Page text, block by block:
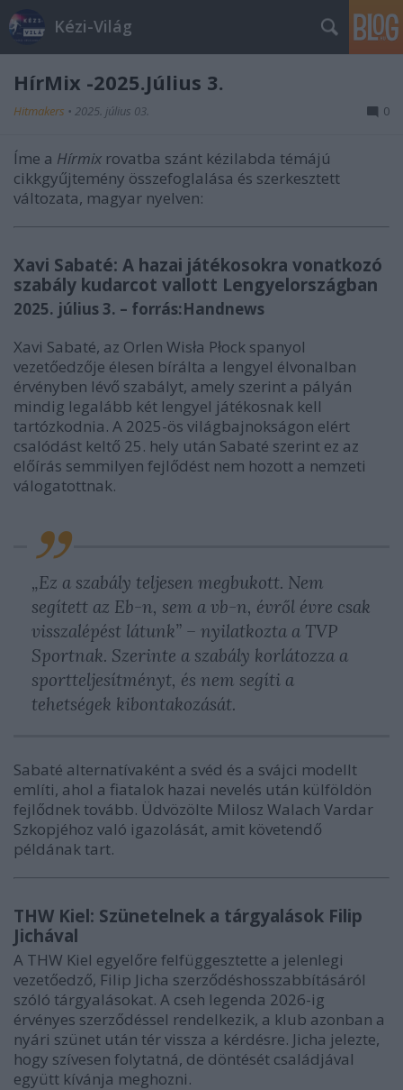
Kézi-Világ
HírMix -2025.Július 3.
Hitmakers • 2025. július 03. 0
Íme a Hírmix rovatba szánt kézilabda témájú
cikkgyűjtemény összefoglalása és szerkesztett
változata, magyar nyelven:
Xavi Sabaté: A hazai játékosokra vonatkozó
szabály kudarcot vallott Lengyelországban
2025. július 3. – forrás:Handnews
Xavi Sabaté, az Orlen Wisła Płock spanyol
vezetőedzője élesen bírálta a lengyel élvonalban
érvényben lévő szabályt, amely szerint a pályán
mindig legalább két lengyel játékosnak kell
tartózkodnia. A 2025-ös világbajnokságon elért
csalódást keltő 25. hely után Sabaté szerint ez az
előírás semmilyen fejlődést nem hozott a nemzeti
válogatottnak.
„Ez a szabály teljesen megbukott. Nem
segített az Eb-n, sem a vb-n, évről évre csak
visszalépést látunk” – nyilatkozta a TVP
Sportnak. Szerinte a szabály korlátozza a
sportteljesítményt, és nem segíti a
tehetségek kibontakozását.
Sabaté alternatívaként a svéd és a svájci modellt
említi, ahol a fiatalok hazai nevelés után külföldön
fejlődnek tovább. Üdvözölte Milosz Walach Vardar
Szkopjéhoz való igazolását, amit követendő
példának tart.
THW Kiel: Szünetelnek a tárgyalások Filip
Jichával
A THW Kiel egyelőre felfüggesztette a jelenlegi
vezetőedző, Filip Jicha szerződéshosszabbításáról
szóló tárgyalásokat. A cseh legenda 2026-ig
érvényes szerződéssel rendelkezik, a klub azonban a
nyári szünet után tér vissza a kérdésre. Jicha jelezte,
hogy szívesen folytatná, de döntését családjával
együtt kívánja meghozni.